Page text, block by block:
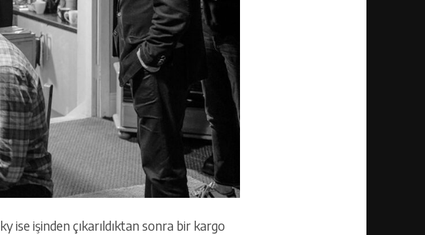
ise işinden çıkarıldıktan sonra bir kargo